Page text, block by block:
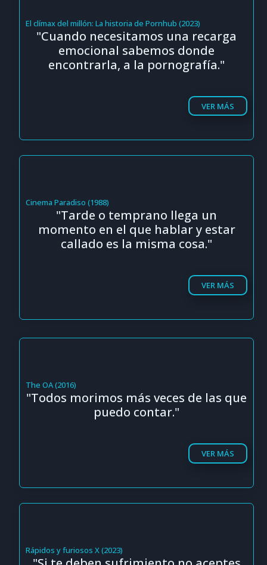
El clímax del millón: La historia de Pornhub (2023)
"Cuando necesitamos una recarga
emocional sabemos donde
encontrarla, a la pornografía."
VER MÁS
Cinema Paradiso (1988)
"Tarde o temprano llega un
momento en el que hablar y estar
callado es la misma cosa."
VER MÁS
The OA (2016)
"Todos morimos más veces de las que
puedo contar."
VER MÁS
Rápidos y furiosos X (2023)